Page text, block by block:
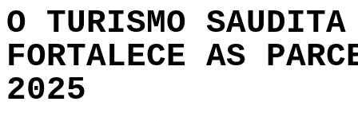
O TURISMO
FORTALECE AS
2025